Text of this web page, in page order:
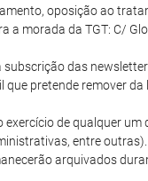
oposição ao
a morada da TGT: C/
subscrição das
que pretende remover
exercício de qualquer
entre
arquivados